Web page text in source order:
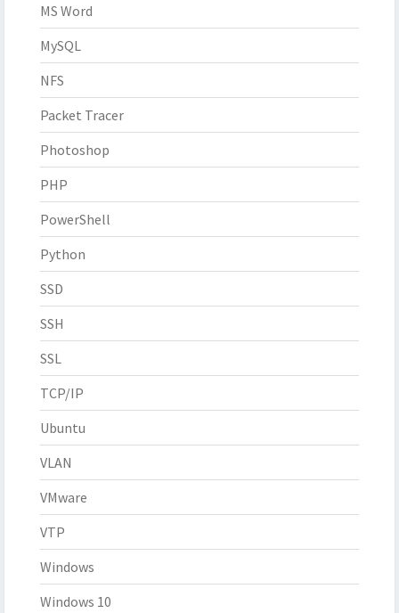
MS Word
MySQL
NFS
Packet Tracer
Photoshop
PHP
PowerShell
Python
SSD
SSH
SSL
TCP/IP
Ubuntu
VLAN
VMware
VTP
Windows
Windows 10